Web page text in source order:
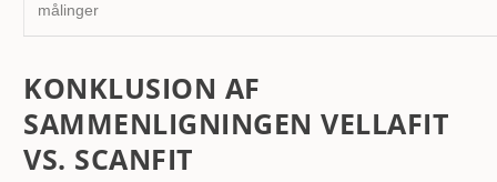
målinger
KONKLUSION AF
SAMMENLIGNINGEN VELLAFIT
VS. SCANFIT